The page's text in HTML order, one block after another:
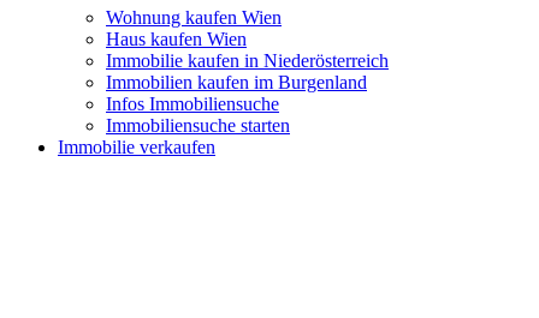
Wohnung kaufen Wien
Haus kaufen Wien
Immobilie kaufen in Niederösterreich
Immobilien kaufen im Burgenland
Infos Immobiliensuche
Immobiliensuche starten
Immobilie verkaufen